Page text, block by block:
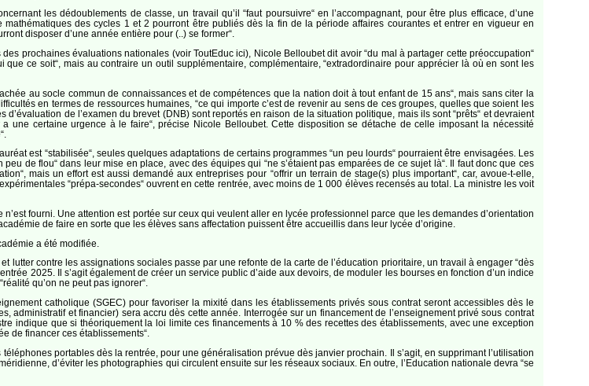
les dédoublements de classe, un travail qu’il “faut poursuivre“ en l’accompagnant, pour être plus efficace, d’une
des cycles 1 et 2 pourront être publiés dès la fin de la période affaires courantes et entrer en vigueur en
disposer d’une année entière pour (..) se former“.
prochaines évaluations nationales (voir ToutEduc ici), Nicole Belloubet dit avoir “du mal à partager cette préoccupation“
ce soit“, mais au contraire un outil supplémentaire, complémentaire, “extradordinaire pour apprécier là où en sont les
au socle commun de connaissances et de compétences que la nation doit à tout enfant de 15 ans“, mais sans citer la
en termes de ressources humaines, “ce qui importe c’est de revenir au sens de ces groupes, quelles que soient les
de l’examen du brevet (DNB) sont reportés en raison de la situation politique, mais ils sont “prêts“ et devraient
certaine urgence à le faire“, précise Nicole Belloubet. Cette disposition se détache de celle imposant la nécessité
est “stabilisée“, seules quelques adaptations de certains programmes “un peu lourds“ pourraient être envisagées. Les
de flou“ dans leur mise en place, avec des équipes qui “ne s’étaient pas emparées de ce sujet là“. Il faut donc que ces
mais un effort est aussi demandé aux entreprises pour “offrir un terrain de stage(s) plus important“, car, avoue-t-elle,
“prépa-secondes“ ouvrent en cette rentrée, avec moins de 1 000 élèves recensés au total. La ministre les voit
n’est fourni. Une attention est portée sur ceux qui veulent aller en lycée professionnel parce que les demandes d’orientation
de faire en sorte que les élèves sans affectation puissent être accueillis dans leur lycée d’origine.
a été modifiée.
et lutter contre les assignations sociales passe par une refonte de la carte de l’éducation prioritaire, un travail à engager “dès
2025. Il s’agit également de créer un service public d’aide aux devoirs, de moduler les bourses en fonction d’un indice
qu’on ne peut pas ignorer“.
catholique (SGEC) pour favoriser la mixité dans les établissements privés sous contrat seront accessibles dès le
administratif et financier) sera accru dès cette année. Interrogée sur un financement de l’enseignement privé sous contrat
indique que si théoriquement la loi limite ces financements à 10 % des recettes des établissements, avec une exception
de financer ces établissements“.
portables dès la rentrée, pour une généralisation prévue dès janvier prochain. Il s’agit, en supprimant l’utilisation
d’éviter les photographies qui circulent ensuite sur les réseaux sociaux. En outre, l’Education nationale devra “se